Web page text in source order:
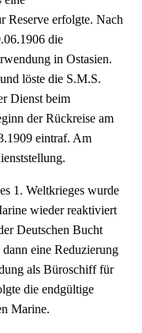
Reserve er­folgte. Nach
die
in Ostasien.
löste die S.M.S.
Dienst beim
der Rü­ckreise am
eintraf. Am
1. Weltkrieges wurde
wieder reaktiviert
Deutschen Bucht
eine Reduzierung
als Bü­roschiff für
die endgültige
Marine.